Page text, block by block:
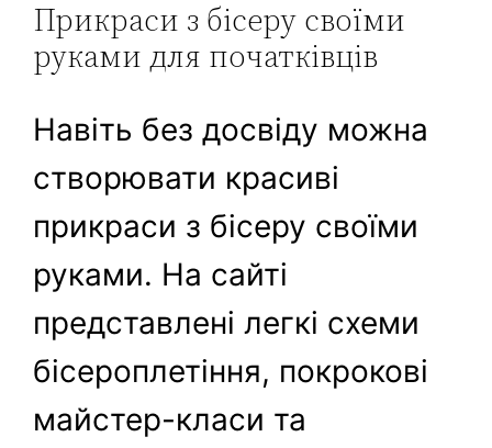
Прикраси з бісеру своїми
руками для початківців
Навіть без досвіду можна
створювати красиві
прикраси з бісеру своїми
руками. На сайті
представлені легкі схеми
бісероплетіння, покрокові
майстер-класи та